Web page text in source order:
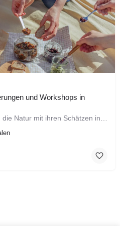
und Workshops in